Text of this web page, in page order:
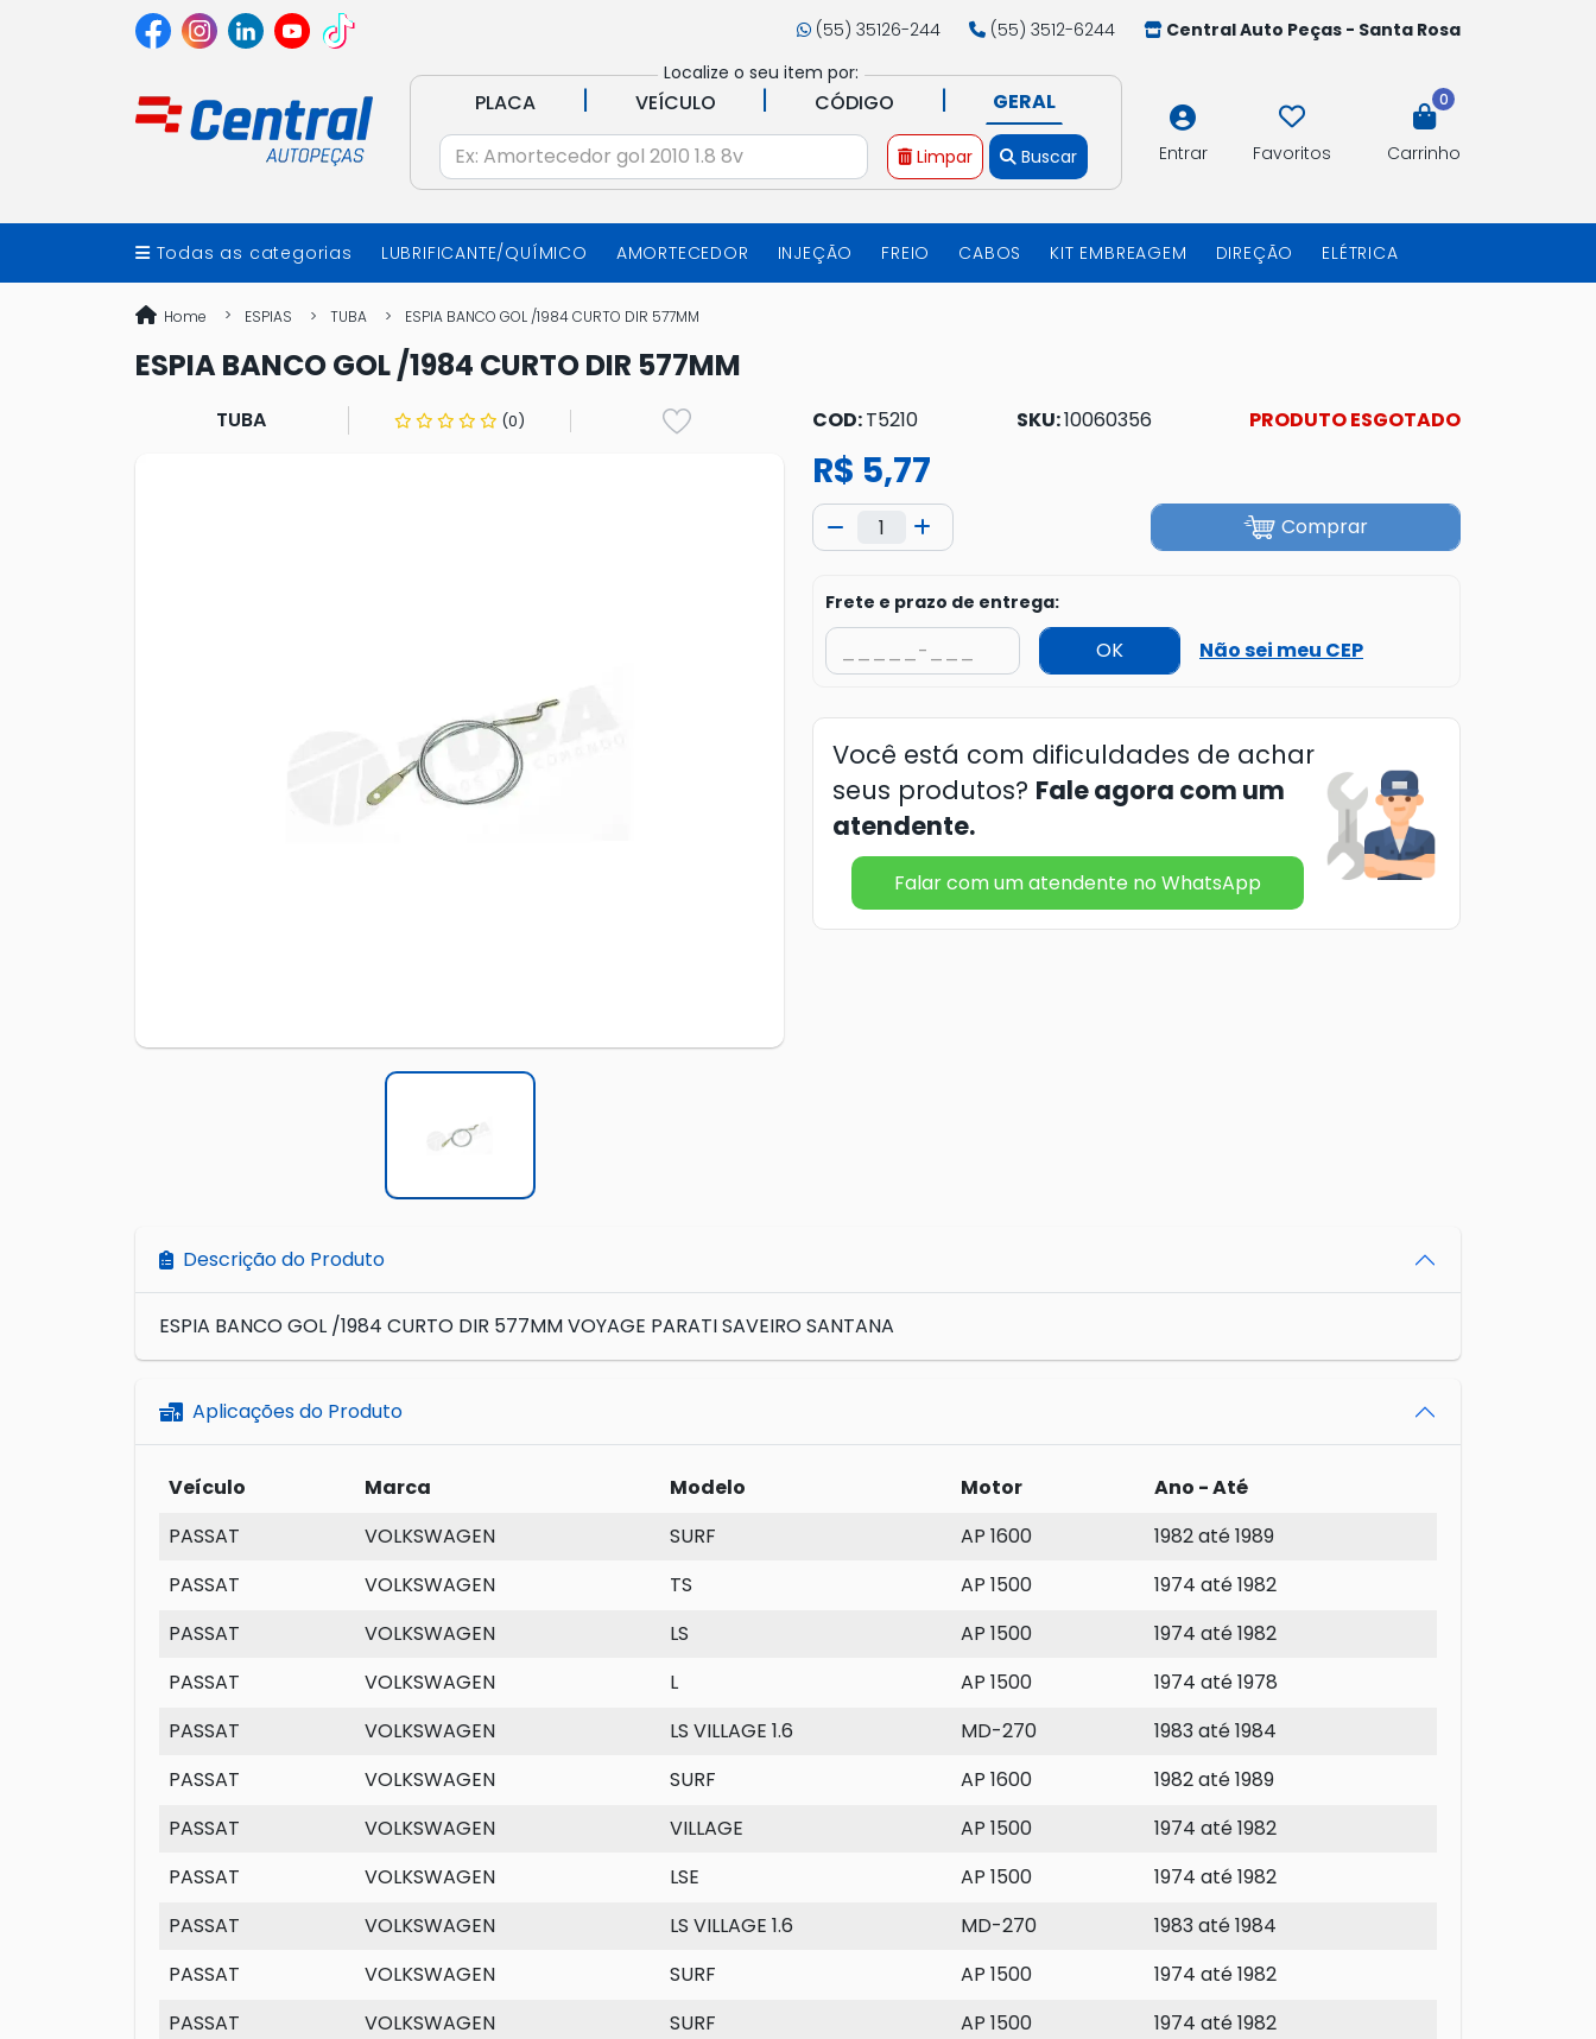
(55) 35126-244 (55) 3512-6244
Central Auto Peças - Santa Rosa
Localize o seu item por:
PLACA | VEÍCULO | CÓDIGO | GERAL
Limpar Buscar Entrar Favoritos
0
Carrinho
Todas as categorias LUBRIFICANTE/QUÍMICO AMORTECEDOR INJEÇÃO FREIO CABOS KIT EMBREAGEM DIREÇÃO ELÉTRICA
Home ESPIAS TUBA ESPIA BANCO GOL /1984 CURTO DIR 577MM
ESPIA BANCO GOL /1984 CURTO DIR 577MM
TUBA (0) COD:T5210 SKU:10060356 PRODUTO ESGOTADO
R$ 5,77
Comprar
Frete e prazo de entrega:
OK Não sei meu CEP
Você está com dificuldades de achar
seus produtos? Fale agora com um
atendente.
Falar com um atendente no WhatsApp
Descrição do Produto
ESPIA BANCO GOL /1984 CURTO DIR 577MM VOYAGE PARATI SAVEIRO SANTANA
Aplicações do Produto
Veículo Marca Modelo Motor
Ano - Até
PASSAT
VOLKSWAGEN SURF AP 1600
1982 até 1989
PASSAT
VOLKSWAGEN TS AP 1500
1974 até 1982
PASSAT
VOLKSWAGEN LS AP 1500
1974 até 1982
PASSAT
VOLKSWAGEN L AP 1500
1974 até 1978
PASSAT
VOLKSWAGEN LS VILLAGE 1.6 MD-270
1983 até 1984
PASSAT
VOLKSWAGEN SURF AP 1600
1982 até 1989
PASSAT
VOLKSWAGEN VILLAGE AP 1500
1974 até 1982
PASSAT
VOLKSWAGEN LSE AP 1500
1974 até 1982
PASSAT
VOLKSWAGEN LS VILLAGE 1.6 MD-270
1983 até 1984
PASSAT
VOLKSWAGEN SURF AP 1500
1974 até 1982
PASSAT
VOLKSWAGEN SURF AP 1500
1974 até 1982